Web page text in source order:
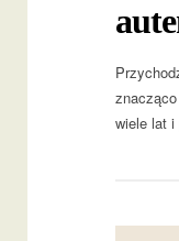
wiele lat